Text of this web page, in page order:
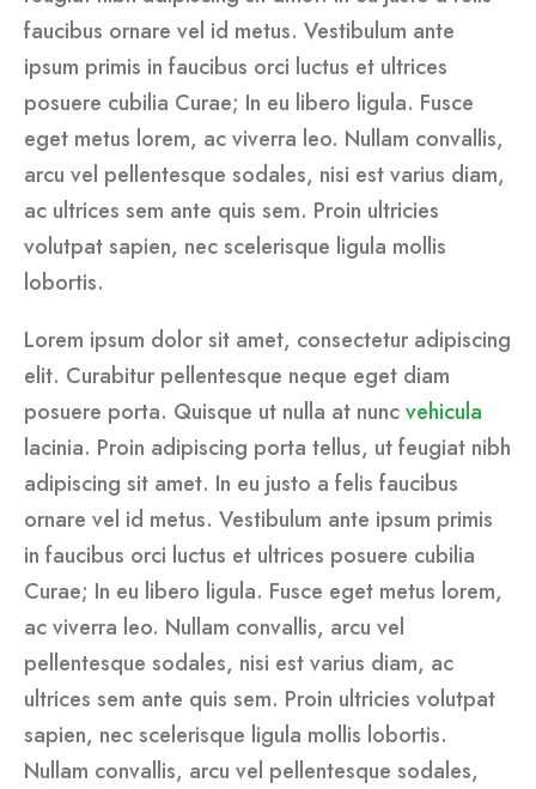
faucibus ornare vel id metus. Vestibulum ante
ipsum primis in faucibus orci luctus et ultrices
posuere cubilia Curae; In eu libero ligula. Fusce
eget metus lorem, ac viverra leo. Nullam convallis,
arcu vel pellentesque sodales, nisi est varius diam,
ac ultrices sem ante quis sem. Proin ultricies
volutpat sapien, nec scelerisque ligula mollis
lobortis.
Lorem ipsum dolor sit amet, consectetur adipiscing
elit. Curabitur pellentesque neque eget diam
posuere porta. Quisque ut nulla at nuncvehicula
lacinia. Proin adipiscing porta tellus, ut feugiat nibh
adipiscing sit amet. In eu justo a felis faucibus
ornare vel id metus. Vestibulum ante ipsum primis
in faucibus orci luctus et ultrices posuere cubilia
Curae; In eu libero ligula. Fusce eget metus lorem,
ac viverra leo. Nullam convallis, arcu vel
pellentesque sodales, nisi est varius diam, ac
ultrices sem ante quis sem. Proin ultricies volutpat
sapien, nec scelerisque ligula mollis lobortis.
Nullam convallis, arcu vel pellentesque sodales,